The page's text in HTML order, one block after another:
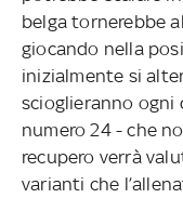
belga tornerebbe
giocando nella
inizialmente si
scioglieranno ogni
numero 24 - che
recupero verrà
varianti che